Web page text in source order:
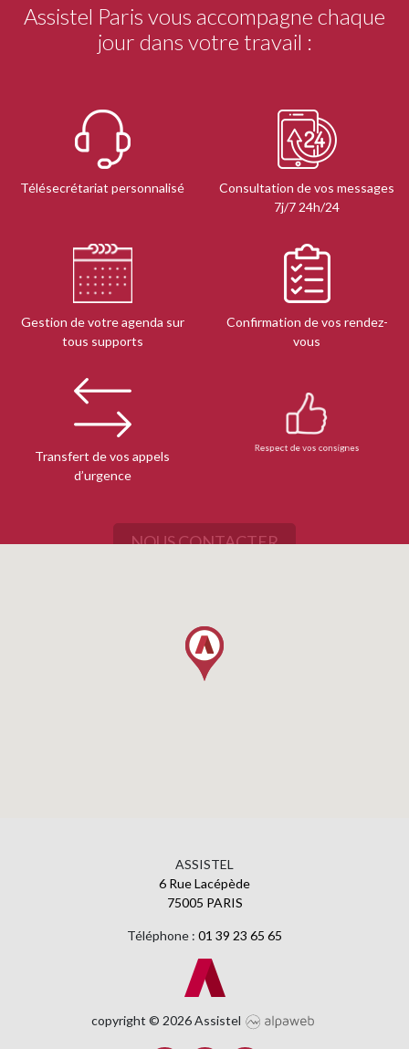
Assistel Paris vous accompagne chaque
jour dans votre travail :
Télésecrétariat personnalisé
Consultation de vos messages
7j/7 24h/24
Gestion de votre agenda sur
tous supports
Confirmation de vos rendez-
vous
Transfert de vos appels
d’urgence
Respect de vos consignes
NOUS CONTACTER
ASSISTEL
6 Rue Lacépède
75005 PARIS
Téléphone : 01 39 23 65 65
copyright © 2026 Assistel